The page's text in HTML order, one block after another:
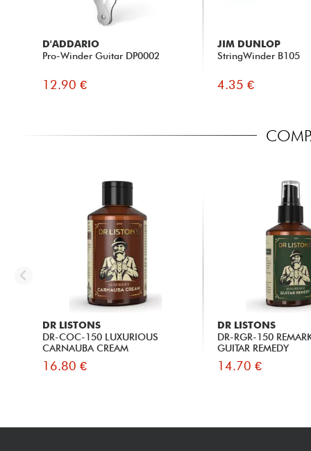
D'ADDARIO
Pro-Winder Guitar DP0002
12.90 €
JIM DUNLOP
StringWinder B105
4.35 €
DR LISTONS
DR-COC-150 LUXURIOUS
CARNAUBA CREAM
16.80 €
DR LISTONS
DR-RGR-150
GUITAR REMEDY
14.70 €